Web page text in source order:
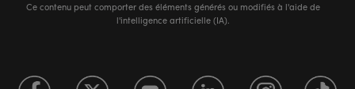
Ce contenu peut comporter des éléments générés ou modifiés à l'aide de
l'intelligence artificielle (IA).